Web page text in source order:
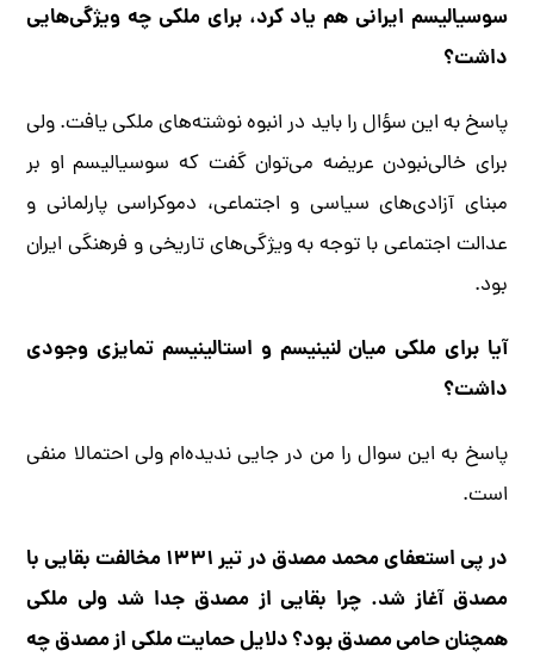
سوسیالیسم ایرانی هم یاد کرد، برای ملکی چه ویژگی‌هایی
داشت؟
پاسخ به این سؤال را باید در انبوه نوشته‌های ملکی یافت. ولی
برای خالی‌نبودن عریضه می‌توان گفت که سوسیالیسم او بر
مبنای آزادی‌های سیاسی و اجتماعی، دموکراسی پارلمانی و
عدالت اجتماعی با توجه به ویژگی‌های تاریخی و فرهنگی ایران
بود.
آیا برای ملکی میان لنینیسم و استالینیسم تمایزی وجودی
داشت؟
پاسخ به این سوال را من در جایی ندیده‌ام ولی احتمالا منفی
است.
در پی استعفای محمد مصدق در تیر ۱۳۳۱ مخالفت بقایی با
مصدق آغاز شد. چرا بقایی از مصدق جدا شد ولی ملکی
همچنان حامی مصدق بود؟ دلایل حمایت ملکی از مصدق چه